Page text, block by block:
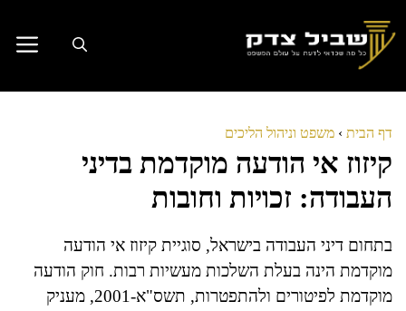
לתוכן
דף הבית › משפט וניהול הליכים
קיזוז אי הודעה מוקדמת בדיני
העבודה: זכויות וחובות
בתחום דיני העבודה בישראל, סוגיית קיזוז אי הודעה
מוקדמת הינה בעלת השלכות מעשיות רבות. חוק הודעה
מוקדמת לפיטורים ולהתפטרות, תשס"א-2001, מעניק